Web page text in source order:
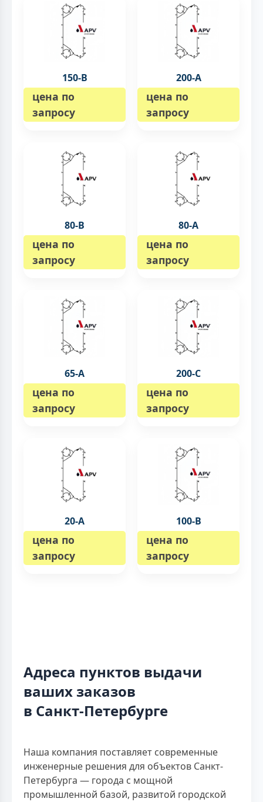
150-B
цена по
запросу
200-А
цена по
запросу
80-B
цена по
запросу
80-A
цена по
запросу
65-А
цена по
запросу
200-C
цена по
запросу
20-А
цена по
запросу
100-B
цена по
запросу
Адреса пунктов выдачи
ваших заказов
в Санкт-Петербурге
Наша компания поставляет современные
инженерные решения для объектов Санкт-
Петербурга — города с мощной
промышленной базой, развитой городской